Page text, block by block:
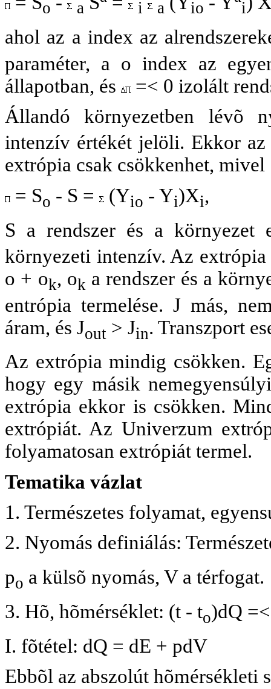
o a i a io i
ahol az a index az
paraméter, a o index az
állapotban, és
=< 0 izolált
Állandó környezetben lévõ
intenzív értékét jelöli. Ekkor az
extrópia csak csökkenhet, mivel
= So - S = (Yio - Yi)Xi,
S a rendszer és a környezet
környezeti intenzív. Az
o + ok, ok a rendszer és a
entrópia termelése. J más,
áram, és Jout > Jin. Transzport
Az extrópia mindig csökken.
hogy egy másik
extrópia ekkor is csökken.
extrópiát. Az Univerzum
folyamatosan extrópiát termel.
Tematika vázlat
1. Természetes folyamat,
2. Nyomás definiálás:
po a külsõ nyomás, V a térfogat.
3. Hõ, hõmérséklet: (t - to)dQ
I. fõtétel: dQ = dE + pdV
Ebbõl az abszolút hõmérsékleti